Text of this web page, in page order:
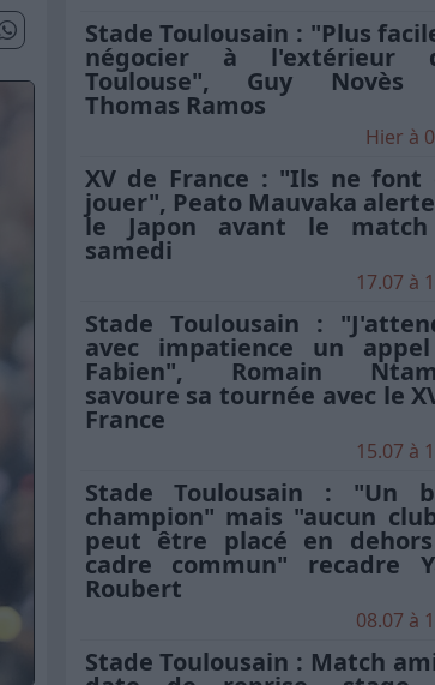
Stade Toulousain : "Plus
négocier à l'extérieur
Toulouse", Guy Novès
Thomas Ramos
Hier à
XV de France : "Ils ne font
jouer", Peato Mauvaka
le Japon avant le
samedi
17.07 à
Stade Toulousain :
avec impatience un
Fabien", Romain
savoure sa tournée avec le
France
15.07 à
Stade Toulousain : "Un
champion" mais "aucun
peut être placé en
cadre commun" recadre
Roubert
08.07 à
Stade Toulousain : Match